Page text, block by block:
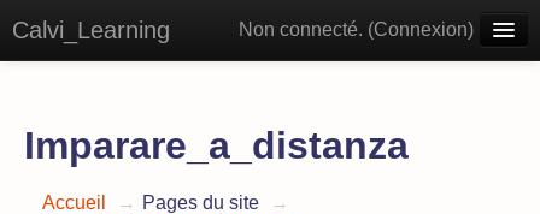
Calvi_Learning Non connecté. (Connexion)
Imparare_a_distanza
Accueil → Pages du site
→